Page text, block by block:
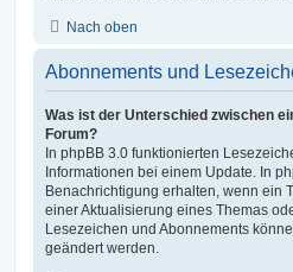
Nach oben
Abonnements und
Was ist der Unterschied zwischen
Forum?
In phpBB 3.0 funktionierten
Informationen bei einem Update. In
Benachrichtigung erhalten, wenn ein
einer Aktualisierung eines Themas
Lesezeichen und Abonnements
geändert werden.